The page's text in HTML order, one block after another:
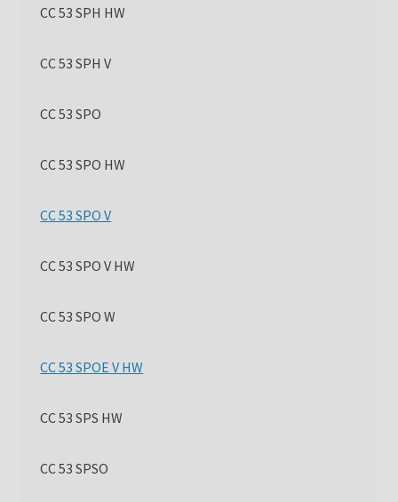
CC 53 SPH HW
CC 53 SPH V
CC 53 SPO
CC 53 SPO HW
CC 53 SPO V
CC 53 SPO V HW
CC 53 SPO W
CC 53 SPOE V HW
CC 53 SPS HW
CC 53 SPSO